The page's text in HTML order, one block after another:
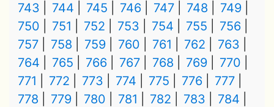
743
744 745 746 747 748
749
750
751 752 753 754 755
756
757
758 759 760 761 762
763
764
765 766 767 768 769
770
771
772 773 774 775 776
777
778
779 780 781 782 783
784